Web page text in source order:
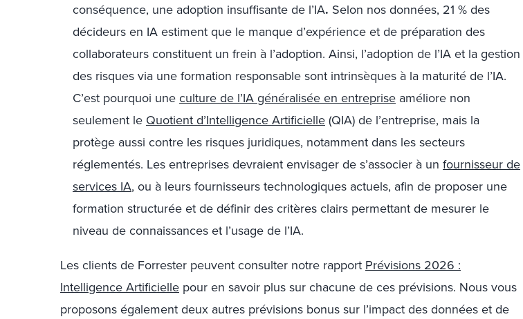
conséquence, une adoption insuffisante de l’IA. Selon nos données, 21 % des
décideurs en IA estiment que le manque d’expérience et de préparation des
collaborateurs constituent un frein à l’adoption. Ainsi, l’adoption de l’IA et la gestion
des risques via une formation responsable sont intrinsèques à la maturité de l’IA.
C’est pourquoi uneculture de l’IA généralisée en entreprise améliore non
seulement le Quotient d’IntelligenceArtificielle(QIA) de l’entreprise, mais la
protège aussi contre les risques juridiques, notamment dans les secteurs
réglementés. Les entreprises devraient envisager de s’associer à un fournisseur de
services IA, ou à leurs fournisseurs technologiques actuels, afin de proposer une
formation structurée et de définir des critères clairs permettant de mesurer le
niveau de connaissances et l’usage de l’IA.
Les clients de Forrester peuvent consulter notre rapport Prévisions 2026 :
Intelligence Artificielle pour en savoir plus sur chacune de ces prévisions. Nous vous
proposons également deux autres prévisions bonus sur l’impact des données et de